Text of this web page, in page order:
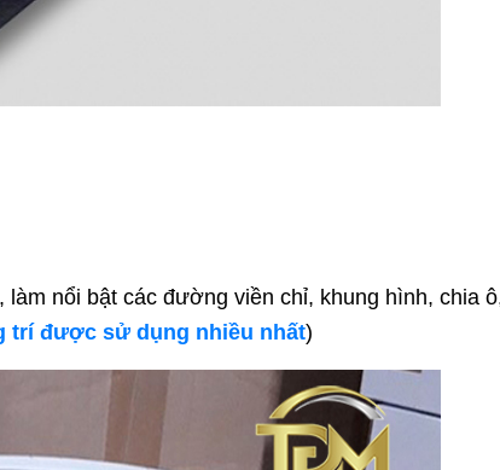
nổi bật các đường viền chỉ, khung hình, chia
trí được sử dụng nhiều nhất)